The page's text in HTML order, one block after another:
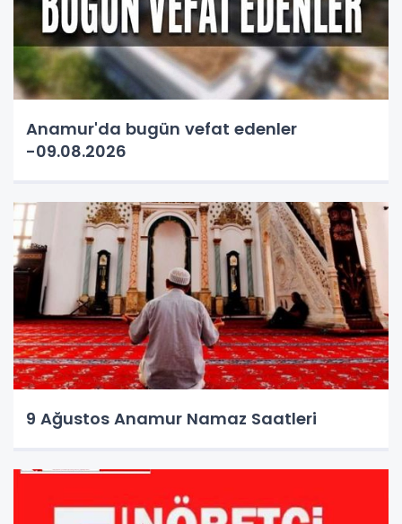
Anamur'da bugün vefat edenler
-09.08.2026
9 Ağustos Anamur Namaz Saatleri